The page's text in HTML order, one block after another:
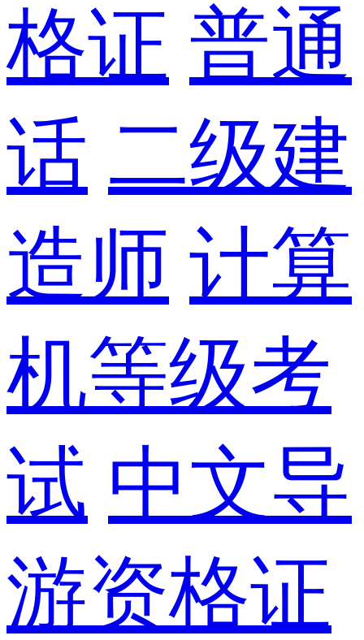
格证 普通
话 二级建
造师 计算
机等级考
试 中文导
游资格证